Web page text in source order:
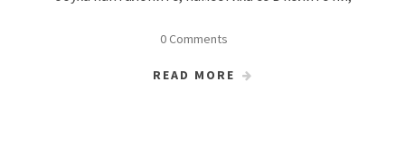
0 Comments
READ MORE